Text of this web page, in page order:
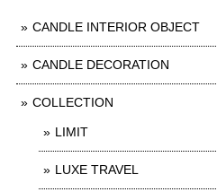
CANDLE INTERIOR OBJECT
CANDLE DECORATION
COLLECTION
LIMIT
LUXE TRAVEL